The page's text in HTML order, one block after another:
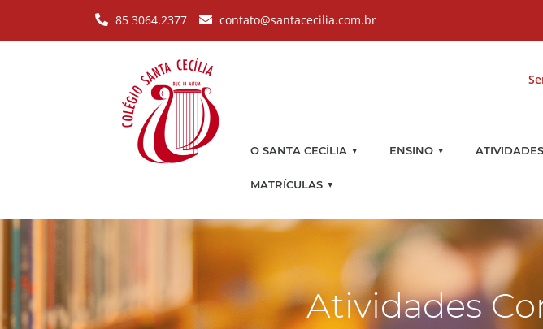
85 3064.2377 contato@santacecilia.com.br
O SANTA CECÍLIA ▼ ENSINO ▼
MATRÍCULAS ▼
Atividades